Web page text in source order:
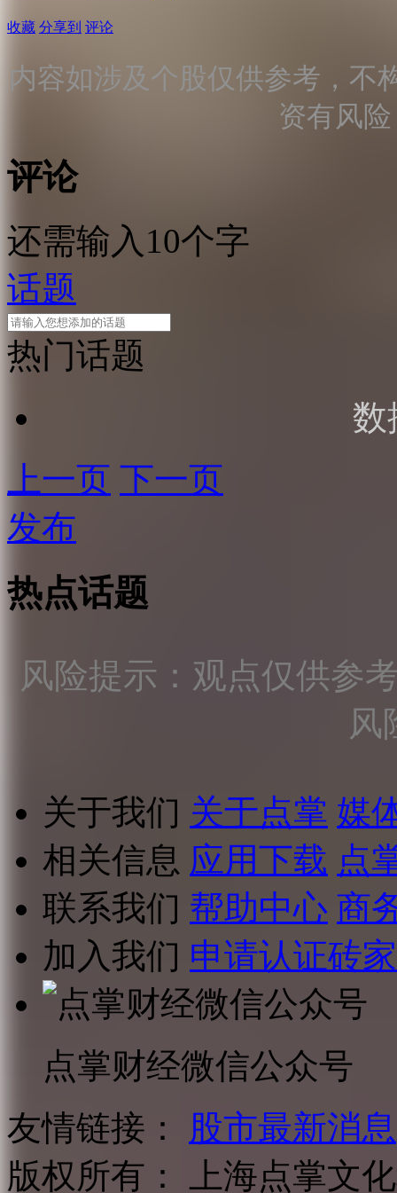
收藏 分享到 评论
内容如涉及个股仅供参考，不
资有风
评论
还需输入10个字
话题
热门话题
数
上一页 下一页
发布
热点话题
风险提示：观点仅供参
风
关于我们 关于点掌 媒
相关信息 应用下载 点
联系我们 帮助中心 商
加入我们 申请认证砖家
点掌财经微信公众号
友情链接：
股市最新消息
版权所有：
上海点掌文